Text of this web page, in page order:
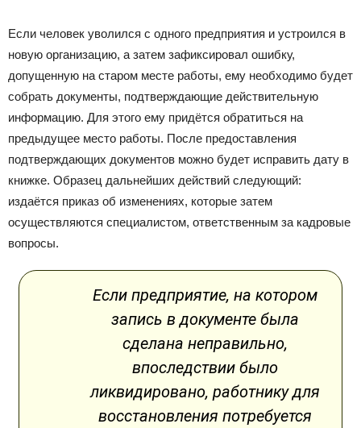
Если человек уволился с одного предприятия и устроился в
новую организацию, а затем зафиксировал ошибку,
допущенную на старом месте работы, ему необходимо будет
собрать документы, подтверждающие действительную
информацию. Для этого ему придётся обратиться на
предыдущее место работы. После предоставления
подтверждающих документов можно будет исправить дату в
книжке. Образец дальнейших действий следующий:
издаётся приказ об изменениях, которые затем
осуществляются специалистом, ответственным за кадровые
вопросы.
Если предприятие, на котором
запись в документе была
сделана неправильно,
впоследствии было
ликвидировано, работнику для
восстановления потребуется